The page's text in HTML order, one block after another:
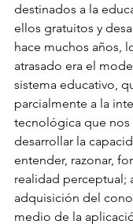
destinados a la
ellos gratuitos y
hace muchos años,
atrasado era el
sistema educativo,
parcialmente a la
tecnológica que nos
desarrollar la
entender, razonar,
realidad perceptual;
adquisición del
medio de la